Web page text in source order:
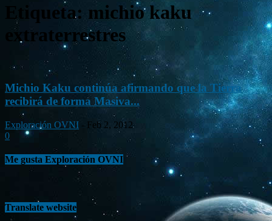
Etiqueta: michio kaku
extraterrestres
Michio Kaku continúa afirmando que la Tierra
recibirá de forma Masiva...
Exploración OVNI - Feb 2, 2012
0
Me gusta Exploración OVNI
Translate website